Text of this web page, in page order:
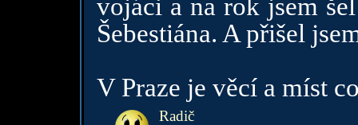
vojáci a na rok jsem
Šebestiána. A přišel
V Praze je věcí a míst
Radič